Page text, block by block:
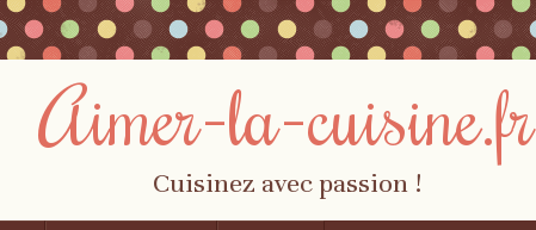
Aimer-la-cuisine.fr
Cuisinez avec passion !